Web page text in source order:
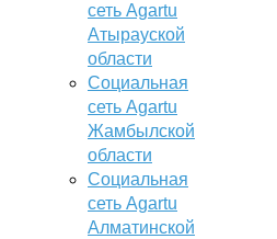
сеть Agartu
Атырауской
области
Социальная
сеть Agartu
Жамбылской
области
Социальная
сеть Agartu
Алматинской